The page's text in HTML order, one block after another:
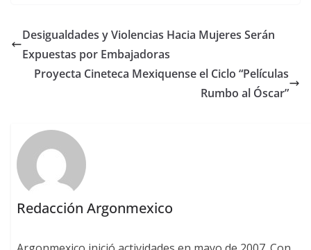
Desigualdades y Violencias Hacia Mujeres Serán
Expuestas por Embajadoras
Proyecta Cineteca Mexiquense el Ciclo “Películas
Rumbo al Óscar”
Redacción Argonmexico